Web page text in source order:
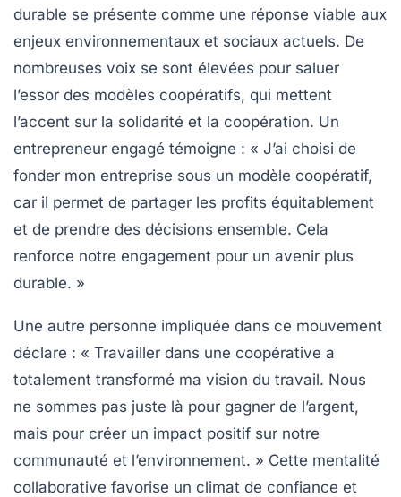
durable se présente comme une réponse viable aux
enjeux environnementaux et sociaux actuels. De
nombreuses voix se sont élevées pour saluer
l’essor des modèles coopératifs, qui mettent
l’accent sur la solidarité et la coopération. Un
entrepreneur engagé témoigne : « J’ai choisi de
fonder mon entreprise sous un modèle coopératif,
car il permet de partager les profits équitablement
et de prendre des décisions ensemble. Cela
renforce notre engagement pour un avenir plus
durable. »
Une autre personne impliquée dans ce mouvement
déclare : « Travailler dans une coopérative a
totalement transformé ma vision du travail. Nous
ne sommes pas juste là pour gagner de l’argent,
mais pour créer un impact positif sur notre
communauté et l’environnement. » Cette mentalité
collaborative favorise un climat de confiance et